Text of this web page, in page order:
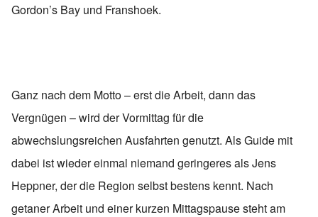
Gordon’s Bay und Franshoek.
Ganz nach dem Motto – erst die Arbeit, dann das
Vergnügen – wird der Vormittag für die
abwechslungsreichen Ausfahrten genutzt. Als Guide mit
dabei ist wieder einmal niemand geringeres als Jens
Heppner, der die Region selbst bestens kennt. Nach
getaner Arbeit und einer kurzen Mittagspause steht am